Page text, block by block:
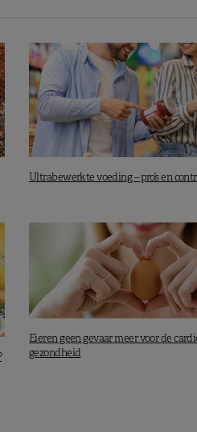
Ultrabewerkte voeding – pro’s en
Eieren geen gevaar meer voor de
gezondheid